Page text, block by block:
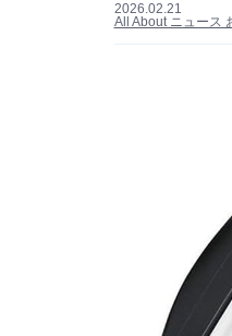
2026.02.21
All About ニュース